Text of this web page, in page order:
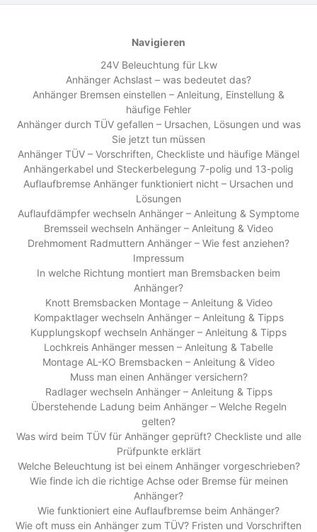
Navigieren
24V Beleuchtung für Lkw
Anhänger Achslast – was bedeutet das?
Anhänger Bremsen einstellen – Anleitung, Einstellung &
häufige Fehler
Anhänger durch TÜV gefallen – Ursachen, Lösungen und was
Sie jetzt tun müssen
Anhänger TÜV – Vorschriften, Checkliste und häufige Mängel
Anhängerkabel und Steckerbelegung 7-polig und 13-polig
Auflaufbremse Anhänger funktioniert nicht – Ursachen und
Lösungen
Auflaufdämpfer wechseln Anhänger – Anleitung & Symptome
Bremsseil wechseln Anhänger – Anleitung & Video
Drehmoment Radmuttern Anhänger – Wie fest anziehen?
Impressum
In welche Richtung montiert man Bremsbacken beim
Anhänger?
Knott Bremsbacken Montage – Anleitung & Video
Kompaktlager wechseln Anhänger – Anleitung & Tipps
Kupplungskopf wechseln Anhänger – Anleitung & Tipps
Lochkreis Anhänger messen – Anleitung & Tabelle
Montage AL-KO Bremsbacken – Anleitung & Video
Muss man einen Anhänger versichern?
Radlager wechseln Anhänger – Anleitung & Tipps
Überstehende Ladung beim Anhänger – Welche Regeln
gelten?
Was wird beim TÜV für Anhänger geprüft? Checkliste und alle
Prüfpunkte erklärt
Welche Beleuchtung ist bei einem Anhänger vorgeschrieben?
Wie finde ich die richtige Achse oder Bremse für meinen
Anhänger?
Wie funktioniert eine Auflaufbremse beim Anhänger?
Wie oft muss ein Anhänger zum TÜV? Fristen und Vorschriften